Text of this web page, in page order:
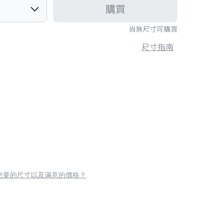
尚無尺寸可購買
購買
尺寸指南
要的尺寸以及滿意的價格？